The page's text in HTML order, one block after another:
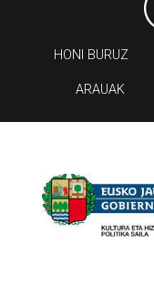
HONI BURUZ
ARAUAK